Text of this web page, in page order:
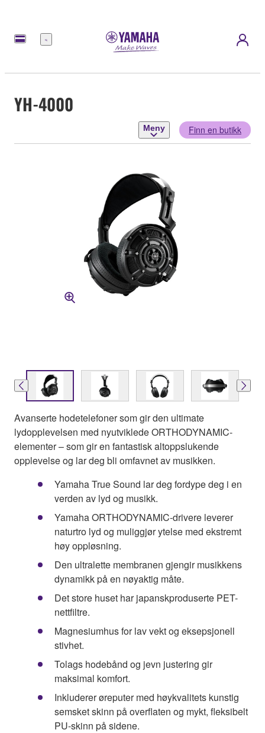
Meny
YH-4000
Meny Finn en butikk
Avanserte hodetelefoner som gir den ultimate
lydopplevelsen med nyutviklede ORTHODYNAMIC-
elementer – som gir en fantastisk altoppslukende
opplevelse og lar deg bli omfavnet av musikken.
Yamaha True Sound lar deg fordype deg i en
verden av lyd og musikk.
Yamaha ORTHODYNAMIC-drivere leverer
naturtro lyd og muliggjør ytelse med ekstremt
høy oppløsning.
Den ultralette membranen gjengir musikkens
dynamikk på en nøyaktig måte.
Det store huset har japanskproduserte PET-
nettfiltre.
Magnesiumhus for lav vekt og eksepsjonell
stivhet.
Tolags hodebånd og jevn justering gir
maksimal komfort.
Inkluderer øreputer med høykvalitets kunstig
semsket skinn på overflaten og mykt, fleksibelt
PU-skinn på sidene.